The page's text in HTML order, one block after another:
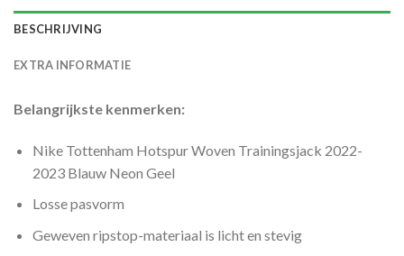
BESCHRIJVING
EXTRA INFORMATIE
Belangrijkste kenmerken:
Nike Tottenham Hotspur Woven Trainingsjack 2022-
2023 Blauw Neon Geel
Losse pasvorm
Geweven ripstop-materiaal is licht en stevig